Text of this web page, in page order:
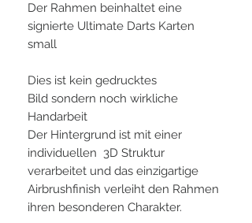
Der Rahmen beinhaltet eine
signierte Ultimate Darts Karten
small
Dies ist kein gedrucktes
Bild sondern noch wirkliche
Handarbeit
Der Hintergrund ist mit einer
individuellen 3D Struktur
verarbeitet und das einzigartige
Airbrushfinish verleiht den Rahmen
ihren besonderen Charakter.